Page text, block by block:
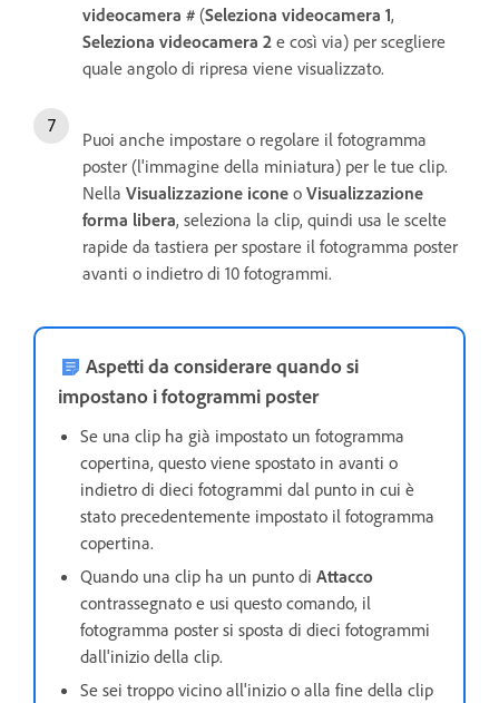
videocamera # (Seleziona videocamera 1,
Seleziona videocamera 2 e così via) per scegliere
quale angolo di ripresa viene visualizzato.
Puoi anche impostare o regolare il fotogramma
poster (l'immagine della miniatura) per le tue clip.
Nella Visualizzazione icone o Visualizzazione
forma libera, seleziona la clip, quindi usa le scelte
rapide da tastiera per spostare il fotogramma poster
avanti o indietro di 10 fotogrammi.
Aspetti da considerare quando si
impostano i fotogrammi poster
Se una clip ha già impostato un fotogramma
copertina, questo viene spostato in avanti o
indietro di dieci fotogrammi dal punto in cui è
stato precedentemente impostato il fotogramma
copertina.
Quando una clip ha un punto di Attacco
contrassegnato e usi questo comando, il
fotogramma poster si sposta di dieci fotogrammi
dall'inizio della clip.
Se sei troppo vicino all'inizio o alla fine della clip